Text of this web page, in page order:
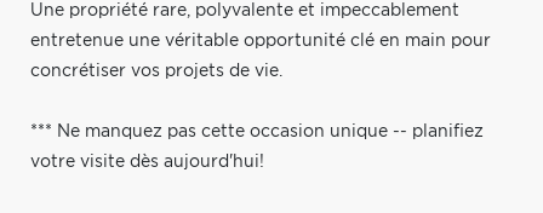
Une propriété rare, polyvalente et impeccablement
entretenue une véritable opportunité clé en main pour
concrétiser vos projets de vie.
*** Ne manquez pas cette occasion unique -- planifiez
votre visite dès aujourd'hui!